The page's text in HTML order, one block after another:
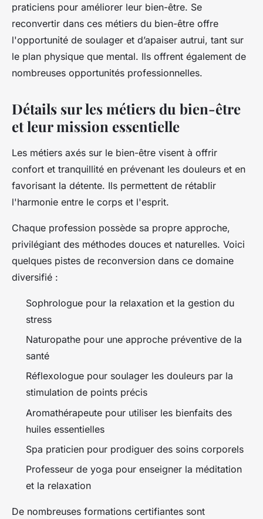
praticiens pour améliorer leur bien-être. Se
reconvertir dans ces métiers du bien-être offre
l'opportunité de soulager et d’apaiser autrui, tant sur
le plan physique que mental. Ils offrent également de
nombreuses opportunités professionnelles.
Détails sur les métiers du bien-être
et leur mission essentielle
Les métiers axés sur le bien-être visent à offrir
confort et tranquillité en prévenant les douleurs et en
favorisant la détente. Ils permettent de rétablir
l'harmonie entre le corps et l'esprit.
Chaque profession possède sa propre approche,
privilégiant des méthodes douces et naturelles. Voici
quelques pistes de reconversion dans ce domaine
diversifié :
Sophrologue pour la relaxation et la gestion du
stress
Naturopathe pour une approche préventive de la
santé
Réflexologue pour soulager les douleurs par la
stimulation de points précis
Aromathérapeute pour utiliser les bienfaits des
huiles essentielles
Spa praticien pour prodiguer des soins corporels
Professeur de yoga pour enseigner la méditation
et la relaxation
De nombreuses formations certifiantes sont